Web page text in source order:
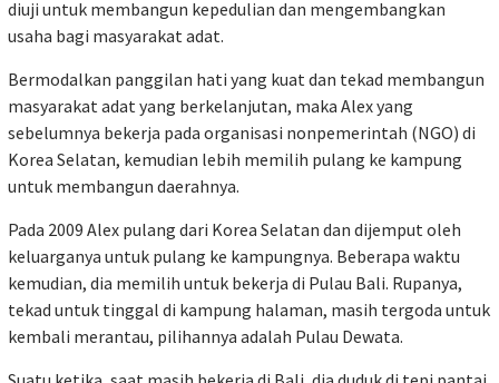
diuji untuk membangun kepedulian dan mengembangkan
usaha bagi masyarakat adat.
Bermodalkan panggilan hati yang kuat dan tekad membangun
masyarakat adat yang berkelanjutan, maka Alex yang
sebelumnya bekerja pada organisasi nonpemerintah (NGO) di
Korea Selatan, kemudian lebih memilih pulang ke kampung
untuk membangun daerahnya.
Pada 2009 Alex pulang dari Korea Selatan dan dijemput oleh
keluarganya untuk pulang ke kampungnya. Beberapa waktu
kemudian, dia memilih untuk bekerja di Pulau Bali. Rupanya,
tekad untuk tinggal di kampung halaman, masih tergoda untuk
kembali merantau, pilihannya adalah Pulau Dewata.